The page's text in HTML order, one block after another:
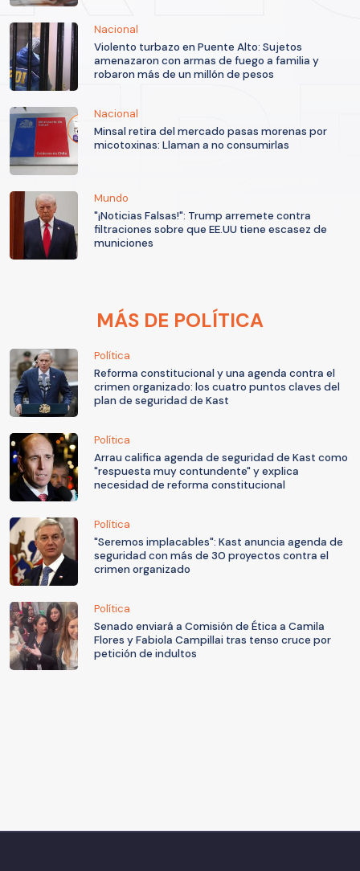
Nacional
Violento turbazo en Puente Alto: Sujetos
amenazaron con armas de fuego a familia y
robaron más de un millón de pesos
Nacional
Minsal retira del mercado pasas morenas por
micotoxinas: Llaman a no consumirlas
Mundo
"¡Noticias Falsas!": Trump arremete contra
filtraciones sobre que EE.UU tiene escasez de
municiones
MÁS DE POLÍTICA
Política
Reforma constitucional y una agenda contra el
crimen organizado: los cuatro puntos claves del
plan de seguridad de Kast
Política
Arrau califica agenda de seguridad de Kast como
"respuesta muy contundente" y explica
necesidad de reforma constitucional
Política
"Seremos implacables": Kast anuncia agenda de
seguridad con más de 30 proyectos contra el
crimen organizado
Política
Senado enviará a Comisión de Ética a Camila
Flores y Fabiola Campillai tras tenso cruce por
petición de indultos